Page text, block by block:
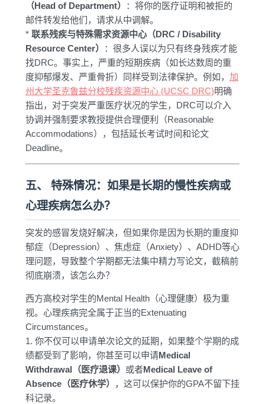
（Head of Department）
：将你的医疗证明和被拒的
邮件转发给他们，请求从中调解。
* 联系残疾与特殊需求资源中心（DRC / Disability
Resource Center）
：很多人误以为只有终身残疾才能
找DRC。事实上，严重的短期疾病（如长达数周的重
度抑郁爆发、严重骨折）同样受到法律保护。例如， 加
州大学圣克鲁兹分校残疾资源中心 (UCSC DRC)明确
指出，对于突发严重医疗状况的学生，DRC可以介入
协调并强制要求教授提供合理便利（Reasonable
Accommodations），包括延长考试时间和论文
Deadline。
五、 特殊情况：如果是长期的慢性疾病或
心理疾病怎么办？
突发的感冒发烧好解决，但如果你是因为长期的重度抑
郁症（Depression）、焦虑症（Anxiety）、ADHD等心
理问题，导致整个学期都无法集中精力写论文，截稿前
彻底崩溃，该怎么办？
西方高校对学生的Mental Health（心理健康）极为重
视。心理疾病完全属于正当的Extenuating
Circumstances。
1. 你不仅可以申请单次论文的延期，如果整个学期的成
绩都受到了影响，你甚至可以申请Medical
Withdrawal（医疗退课） 或者Medical Leave of
Absence（医疗休学）
，这可以保护你的GPA不留下挂
科记录。